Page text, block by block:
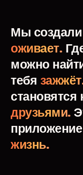
Мы создали
оживает.
можно
тебя
становятся
друзьями.
приложение
жизнь.